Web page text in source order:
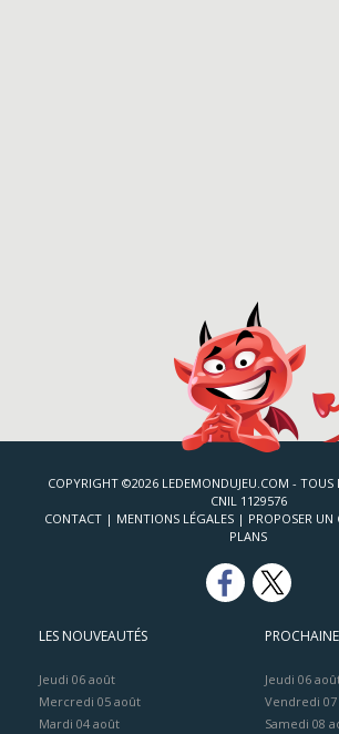
COPYRIGHT ©2026 LEDEMONDUJEU.COM - TOUS
CNIL 1129576
CONTACT | MENTIONS LÉGALES | PROPOSER UN
PLANS
LES NOUVEAUTÉS
Jeudi 06 août
Mercredi 05 août
Mardi 04 août
Jeudi 06
Vendredi
Samedi 08